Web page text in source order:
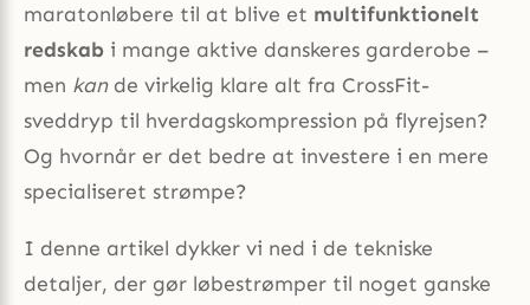
maratonløbere til at blive et multifunktionelt
redskab i mange aktive danskeres garderobe –
men kande virkelig klare alt fra CrossFit-
sveddryp til hverdagskompression på flyrejsen?
Og hvornår er det bedre at investere i en mere
specialiseret strømpe?
I denne artikel dykker vi ned i de tekniske
detaljer, der gør løbestrømper til noget ganske